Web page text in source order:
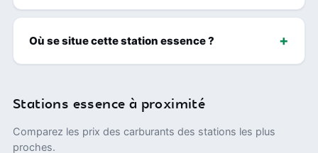
Où se situe cette station essence ?
Stations essence à proximité
Comparez les prix des carburants des stations les plus
proches.